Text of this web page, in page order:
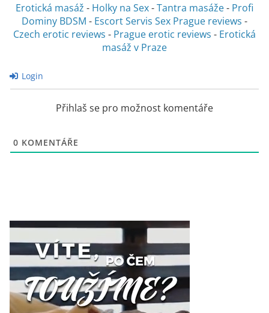
Erotická masáž - Holky na Sex-Tantra masáže- Profi
Dominy BDSM - Escort Servis Sex Prague reviews -
Czech erotic reviews - Prague erotic reviews - Erotická
masáž v Praze
Login
Přihlaš se pro možnost komentáře
0 KOMENTÁŘE